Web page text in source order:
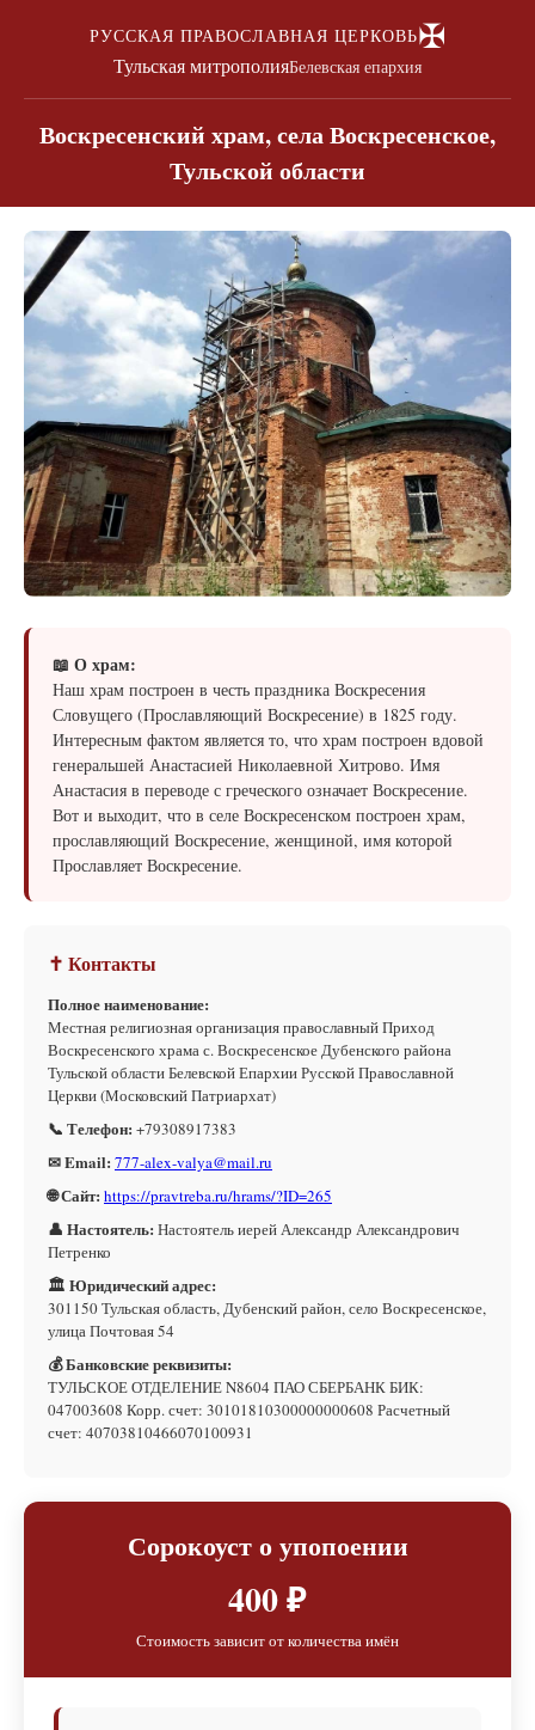
РУССКАЯ ПРАВОСЛАВНАЯ ЦЕРКОВЬ✠
Тульская митрополияБелевская епархия
Воскресенский храм, села Воскресенское,
Тульской области
📖 О храм:
Наш храм построен в честь праздника Воскресения
Словущего (Прославляющий Воскресение) в 1825 году.
Интересным фактом является то, что храм построен вдовой
генеральшей Анастасией Николаевной Хитрово. Имя
Анастасия в переводе с греческого означает Воскресение.
Вот и выходит, что в селе Воскресенском построен храм,
прославляющий Воскресение, женщиной, имя которой
Прославляет Воскресение.
✝ Контакты
Полное наименование:
Местная религиозная организация православный Приход
Воскресенского храма с. Воскресенское Дубенского района
Тульской области Белевской Епархии Русской Православной
Церкви (Московский Патриархат)
📞 Телефон: +79308917383
✉ Email: 777-alex-valya@mail.ru
🌐 Сайт: https://pravtreba.ru/hrams/?ID=265
👤 Настоятель: Настоятель иерей Александр Александрович
Петренко
🏛 Юридический адрес:
301150 Тульская область, Дубенский район, село Воскресенское,
улица Почтовая 54
💰 Банковские реквизиты:
ТУЛЬСКОЕ ОТДЕЛЕНИЕ N8604 ПАО СБЕРБАНК БИК:
047003608 Корр. счет: 30101810300000000608 Расчетный
счет: 40703810466070100931
Сорокоуст о упопоении
400 ₽
Стоимость зависит от количества имён